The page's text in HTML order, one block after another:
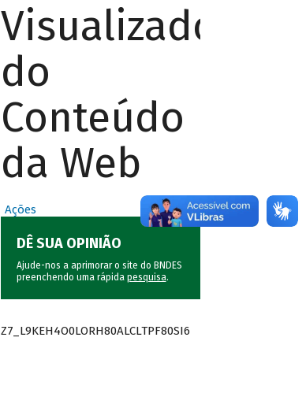
Visualizador
do
Conteúdo
da Web
Ações
DÊ SUA OPINIÃO
Ajude-nos a aprimorar o site do BNDES
preenchendo uma rápida pesquisa.
Z7_L9KEH4O0LORH80ALCLTPF80SI6